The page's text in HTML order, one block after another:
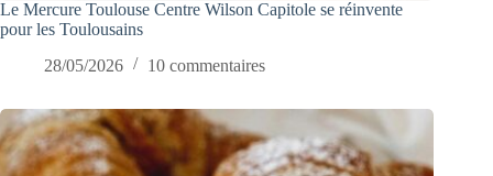
Le Mercure Toulouse Centre Wilson Capitole se réinvente
pour les Toulousains
28/05/2026
10 commentaires